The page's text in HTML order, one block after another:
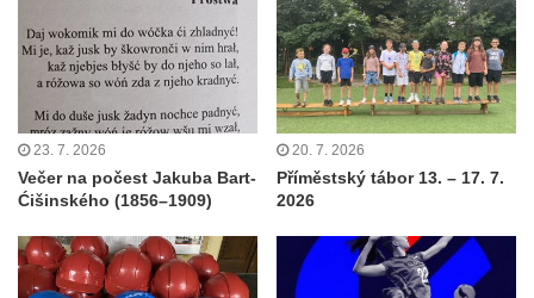
23. 7. 2026
Večer na počest Jakuba Bart-
Ćišinského (1856–1909)
20. 7. 2026
Příměstský tábor 13. – 17. 7.
2026